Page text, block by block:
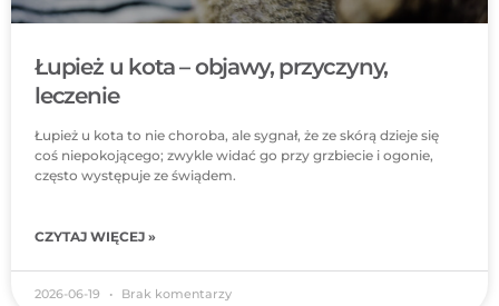
Łupież u kota – objawy, przyczyny,
leczenie
Łupież u kota to nie choroba, ale sygnał, że ze skórą dzieje się
coś niepokojącego; zwykle widać go przy grzbiecie i ogonie,
często występuje ze świądem.
CZYTAJ WIĘCEJ »
2026-06-19 Brak komentarzy